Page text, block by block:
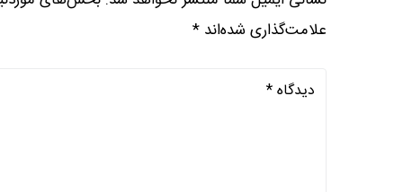
علامت‌گذاری شده‌اند *